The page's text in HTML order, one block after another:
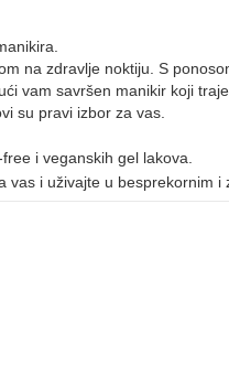
na zdravlje noktiju. S
vam savršen manikir koji
su pravi izbor za vas.
i veganskih gel lakova.
i uživajte u besprekornim i